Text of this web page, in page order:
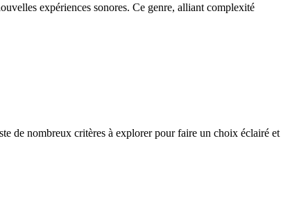
expériences sonores. Ce genre, alliant complexité
de nombreux critères à explorer pour faire un choix éclairé et